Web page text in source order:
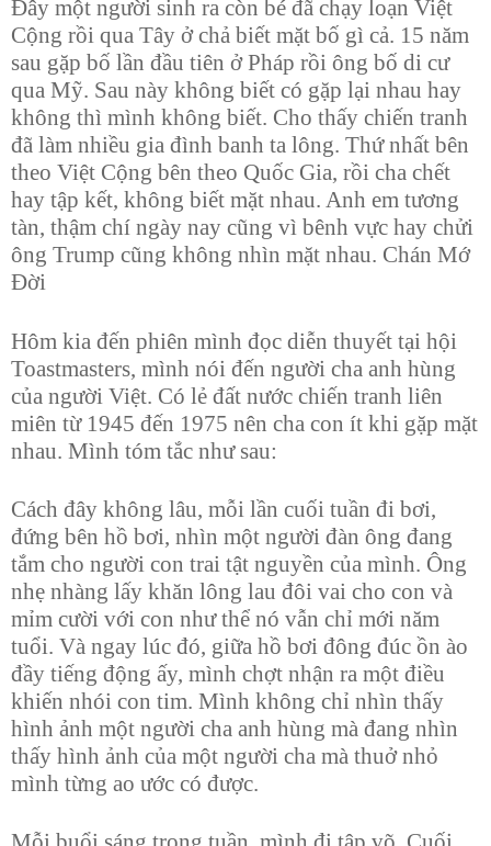
Đây một người sinh ra còn bé đã chạy loạn Việt
Cộng rồi qua Tây ở chả biết mặt bố gì cả. 15 năm
sau gặp bố lần đầu tiên ở Pháp rồi ông bố di cư
qua Mỹ. Sau này không biết có gặp lại nhau hay
không thì mình không biết. Cho thấy chiến tranh
đã làm nhiều gia đình banh ta lông. Thứ nhất bên
theo Việt Cộng bên theo Quốc Gia, rồi cha chết
hay tập kết, không biết mặt nhau. Anh em tương
tàn, thậm chí ngày nay cũng vì bênh vực hay chửi
ông Trump cũng không nhìn mặt nhau. Chán Mớ
Đời
Hôm kia đến phiên mình đọc diễn thuyết tại hội
Toastmasters, mình nói đến người cha anh hùng
của người Việt. Có lẻ đất nước chiến tranh liên
miên từ 1945 đến 1975 nên cha con ít khi gặp mặt
nhau. Mình tóm tắc như sau:
Cách đây không lâu, mỗi lần cuối tuần đi bơi,
đứng bên hồ bơi, nhìn một người đàn ông đang
tắm cho người con trai tật nguyền của mình. Ông
nhẹ nhàng lấy khăn lông lau đôi vai cho con và
mỉm cười với con như thể nó vẫn chỉ mới năm
tuổi. Và ngay lúc đó, giữa hồ bơi đông đúc ồn ào
đầy tiếng động ấy, mình chợt nhận ra một điều
khiến nhói con tim. Mình không chỉ nhìn thấy
hình ảnh một người cha anh hùng mà đang nhìn
thấy hình ảnh của một người cha mà thuở nhỏ
mình từng ao ước có được.